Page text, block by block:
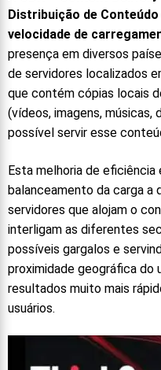
Distribuição de
velocidade de
presença em diversos
de servidores localizados
que contém cópias locais
(vídeos, imagens,
possível servir esse
Esta melhoria de
balanceamento da carga
servidores que alojam o
interligam as diferentes
possíveis gargalos e
proximidade geográfica do
resultados muito mais
usuários.